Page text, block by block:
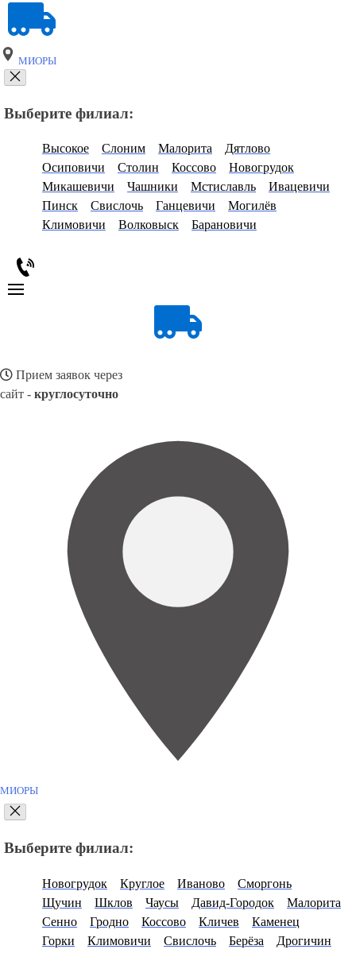
МИОРЫ
Выберите филиал:
Высокое Слоним Малорита
Дятлово
Осиповичи
Столин Коссово
Новогрудок
Микашевичи
Чашники Мстиславль
Ивацевичи
Пинск
Свислочь Ганцевичи
Могилёв
Климовичи
Волковыск Барановичи
Прием заявок через
сайт - круглосуточно
МИОРЫ
Выберите филиал:
Новогрудок Круглое Иваново
Сморгонь
Щучин
Шклов Чаусы Давид-Городок
Малорита
Сенно
Гродно Коссово Кличев
Каменец
Горки
Климовичи Свислочь Берёза Дрогичин